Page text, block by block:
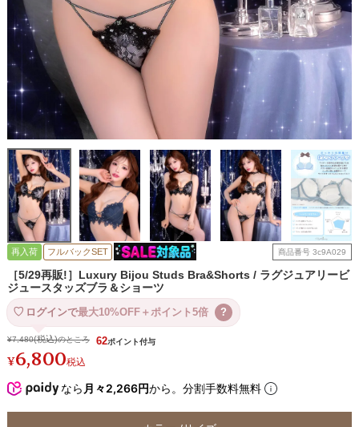
再入荷 フルバックSET 商品番号 3c9A029
［5/29再販!］Luxury Bijou Studs Bra&Shorts / ラグジュアリービ
ジュースタッズブラ＆ショーツ
ログインで最大10%OFF＋ポイント5倍 ?
¥7,480 のところ
¥6,800税込
62
なら 月々2,266円から。分割手数料無料